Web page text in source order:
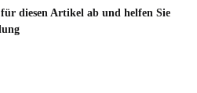
diesen Artikel ab und helfen Sie